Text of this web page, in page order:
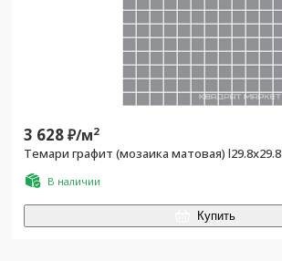
3 628₽/м2
Темари графит (мозаика матовая) l29.8х29.8
В наличии
Купить